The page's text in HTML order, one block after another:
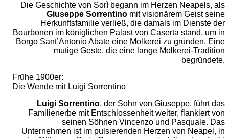
Die Geschichte von Sorì begann im Herzen Neapels, als
Giuseppe Sorrentino mit visionärem Geist seine
Herkunftsfamilie verließ, die damals im Dienste der
Bourbonen im königlichen Palast von Caserta stand, um in
Borgo Sant’Antonio Abate eine Molkerei zu gründen. Eine
mutige Geste, die eine lange Molkerei-Tradition
begründete.
Frühe 1900er:
Die Wende mit Luigi Sorrentino
Luigi Sorrentino, der Sohn von Giuseppe, führt das
Familienerbe mit Entschlossenheit weiter, flankiert von
seinen Söhnen Vincenzo und Pasquale. Das
Unternehmen ist im pulsierenden Herzen von Neapel, in